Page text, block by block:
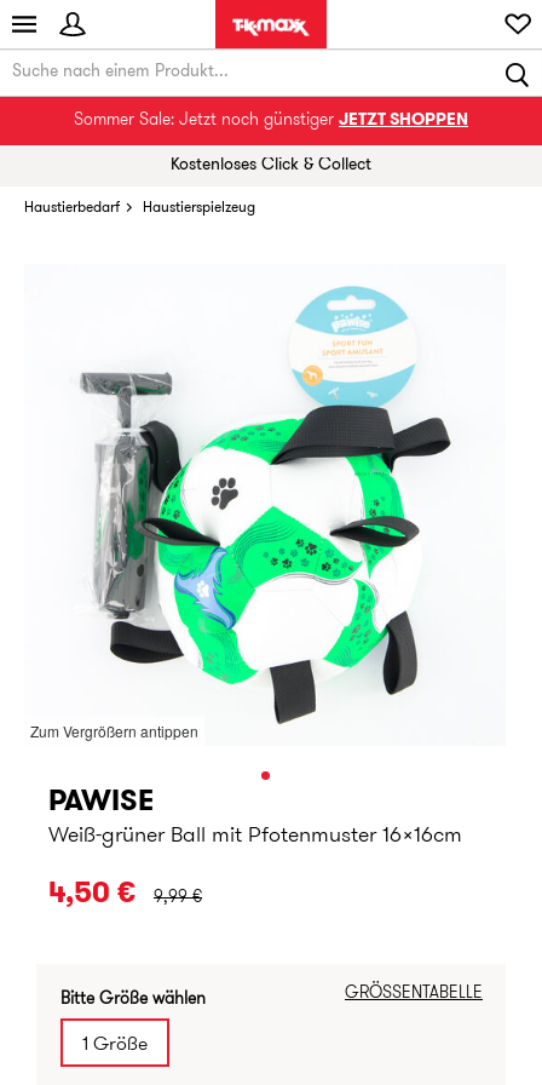
Sommer Sale: Jetzt noch günstiger JETZT SHOPPEN
Kostenloses Click & Collect
Haustierbedarf Haustierspielzeug
Ein seltener Schatz! Du bist eine der ersten
Personen, die dieses Produkt heute entdeckt
Zum Vergrößern antippen
PAWISE
Weiß-grüner Ball mit Pfotenmuster 16x16cm
4,50 € URSPRÜNGLICHER PREIS:
9,99 €
GRÖSSENTABELLE
Bitte Größe wählen
1 Größe